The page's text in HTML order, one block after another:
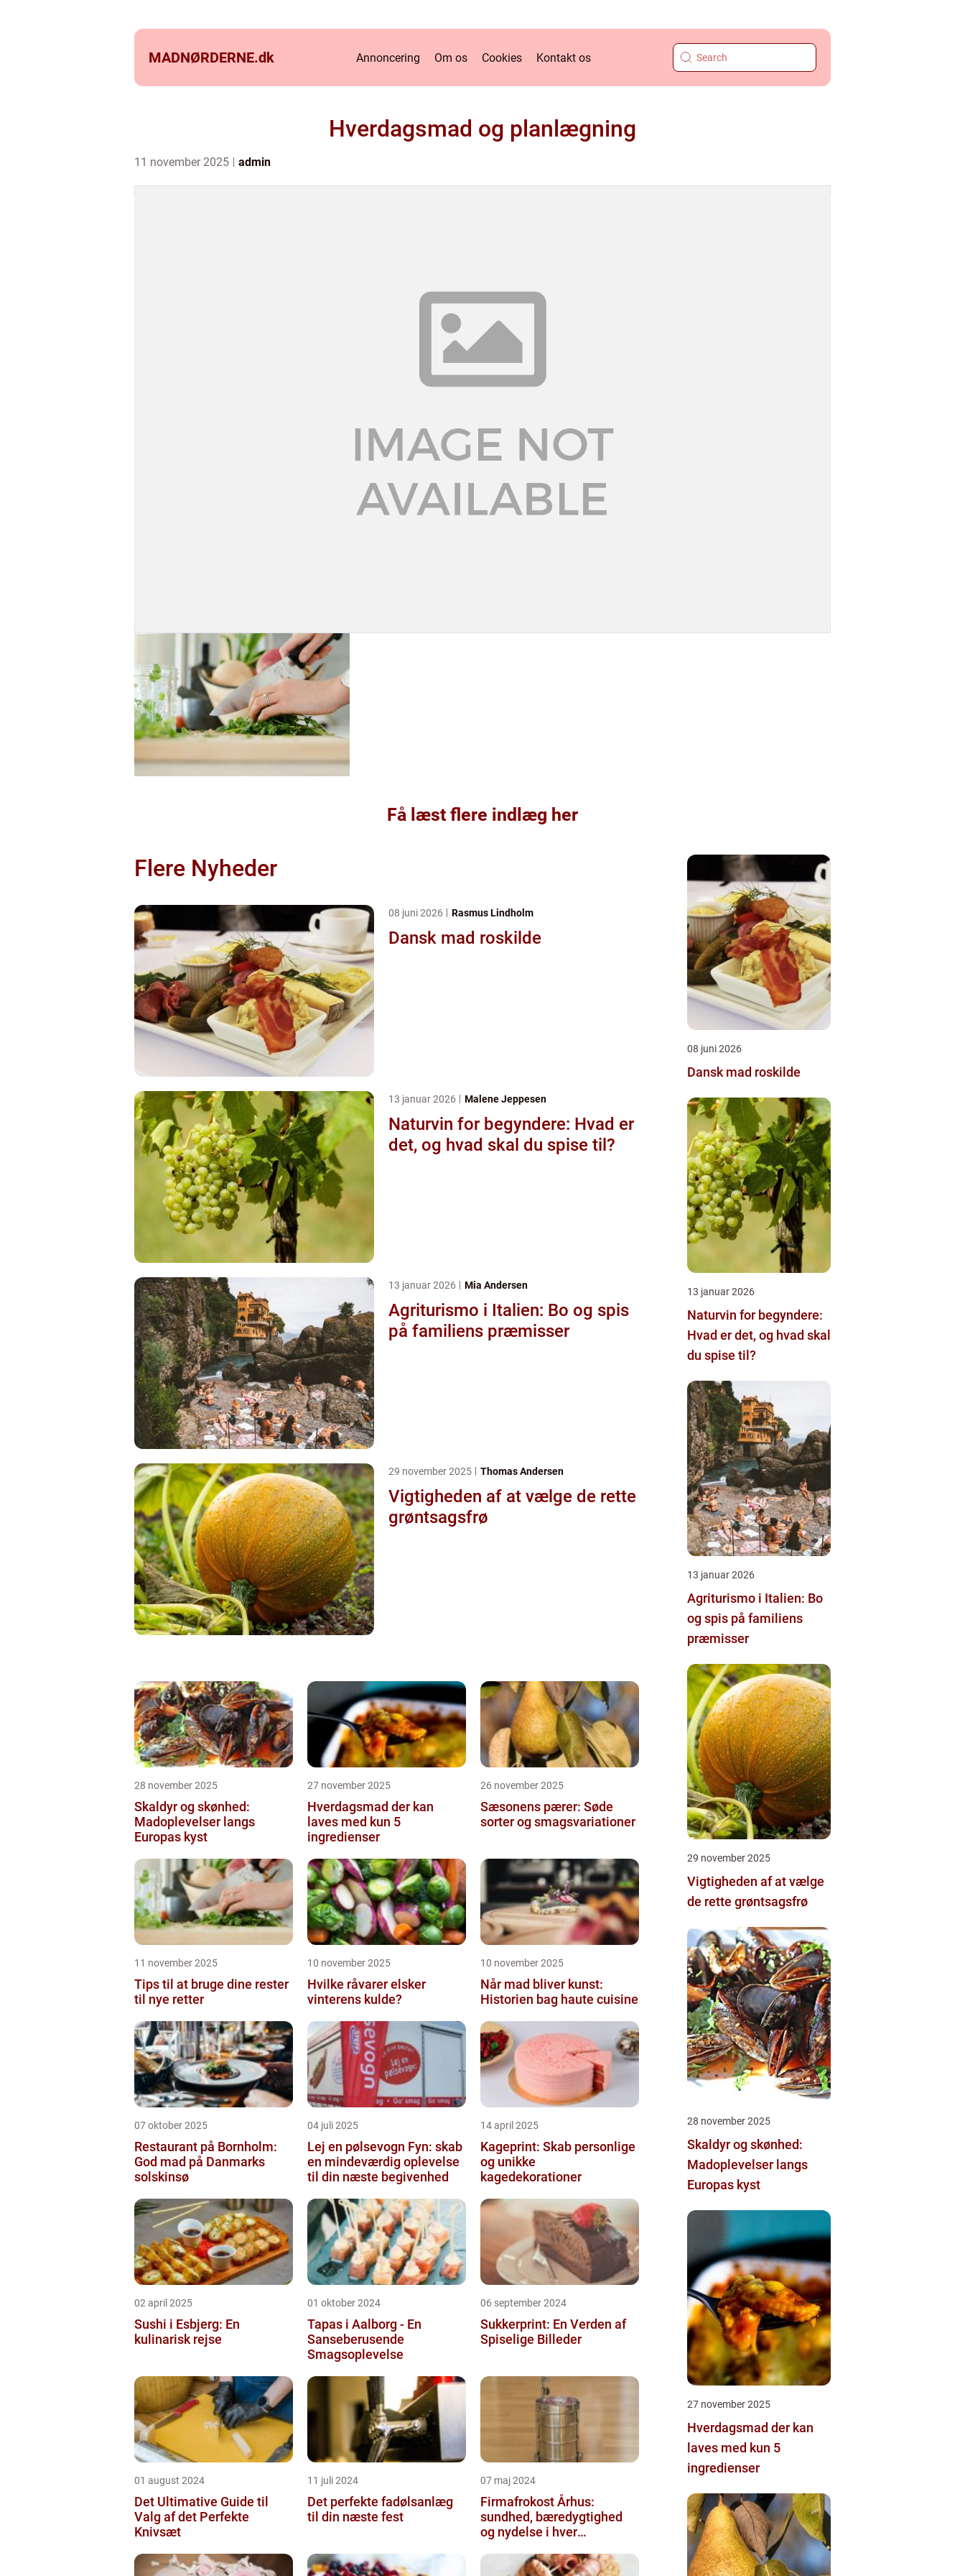
MADNØRDERNE.dk Annoncering Om os Cookies Kontakt os
Hverdagsmad og planlægning
11 november 2025 admin
Få læst flere indlæg her
Flere Nyheder
08 juni 2026 Rasmus Lindholm
Dansk mad roskilde
13 januar 2026 Malene Jeppesen
Naturvin for begyndere: Hvad er
det, og hvad skal du spise til?
13 januar 2026 Mia Andersen
Agriturismo i Italien: Bo og spis
på familiens præmisser
29 november 2025 Thomas Andersen
Vigtigheden af at vælge de rette
grøntsagsfrø
28 november 2025
Skaldyr og skønhed:
Madoplevelser langs
Europas kyst
27 november 2025
Hverdagsmad der kan
laves med kun 5
ingredienser
26 november 2025
Sæsonens pærer: Søde
sorter og smagsvariationer
11 november 2025
Tips til at bruge dine rester
til nye retter
10 november 2025
Hvilke råvarer elsker
vinterens kulde?
10 november 2025
Når mad bliver kunst:
Historien bag haute cuisine
07 oktober 2025
Restaurant på Bornholm:
God mad på Danmarks
solskinsø
04 juli 2025
Lej en pølsevogn Fyn: skab
en mindeværdig oplevelse
til din næste begivenhed
14 april 2025
Kageprint: Skab personlige
og unikke
kagedekorationer
02 april 2025
Sushi i Esbjerg: En
kulinarisk rejse
01 oktober 2024
Tapas i Aalborg - En
Sanseberusende
Smagsoplevelse
06 september 2024
Sukkerprint: En Verden af
Spiselige Billeder
01 august 2024
Det Ultimative Guide til
Valg af det Perfekte
Knivsæt
11 juli 2024
Det perfekte fadølsanlæg
til din næste fest
07 maj 2024
Firmafrokost Århus:
sundhed, bæredygtighed
og nydelse i hver
08 juni 2026
Dansk mad roskilde
13 januar 2026
Naturvin for begyndere:
Hvad er det, og hvad skal
du spise til?
13 januar 2026
Agriturismo i Italien: Bo
og spis på familiens
præmisser
29 november 2025
Vigtigheden af at vælge
de rette grøntsagsfrø
28 november 2025
Skaldyr og skønhed:
Madoplevelser langs
Europas kyst
27 november 2025
Hverdagsmad der kan
laves med kun 5
ingredienser